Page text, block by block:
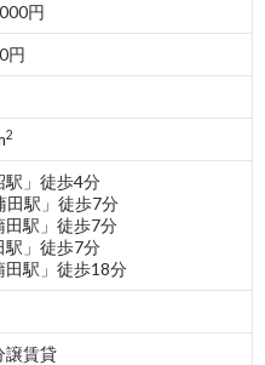
円
円
2
駅」徒歩4分
田駅」徒歩7分
田駅」徒歩7分
駅」徒歩7分
田駅」徒歩18分
譲賃貸